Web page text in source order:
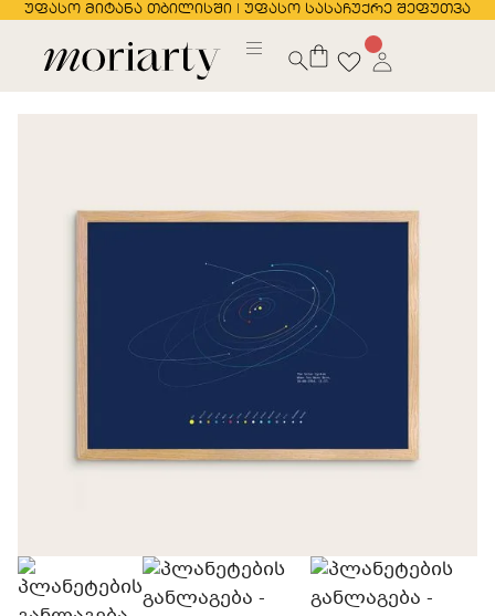
უფასო მიტანა თბილისში | უფასო სასაჩუქრე შეფუთვა